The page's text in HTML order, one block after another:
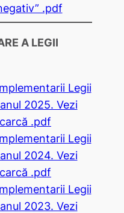
.pdf
A LEGII
Legii
2025. Vezi
.pdf
Legii
2024. Vezi
.pdf
Legii
2023. Vezi